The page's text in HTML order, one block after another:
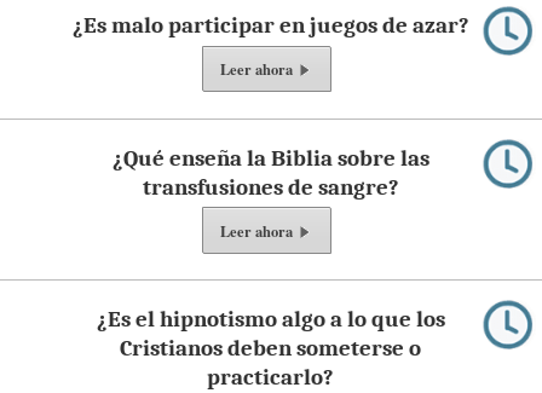
¿Es malo participar en juegos de azar?
Leer ahora
¿Qué enseña la Biblia sobre las
transfusiones de sangre?
Leer ahora
¿Es el hipnotismo algo a lo que los
Cristianos deben someterse o
practicarlo?